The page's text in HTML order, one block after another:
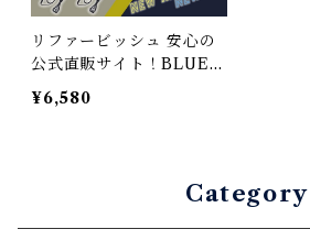
リファービッシュ 安心の
公式直販サイト！BLUE
CENTURY 国内メーカー
ブルーセンチュリー 特定
ヤホンマイク/ベルトクリ
ップ付属 あり 技適マーク
有 総務省技術基準適合商
¥6,580
Category